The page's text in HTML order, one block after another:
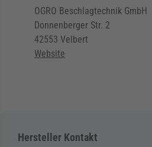
OGRO Beschlagtechnik GmbH
Donnenberger Str. 2
42553 Velbert
Website
Hersteller Kontakt